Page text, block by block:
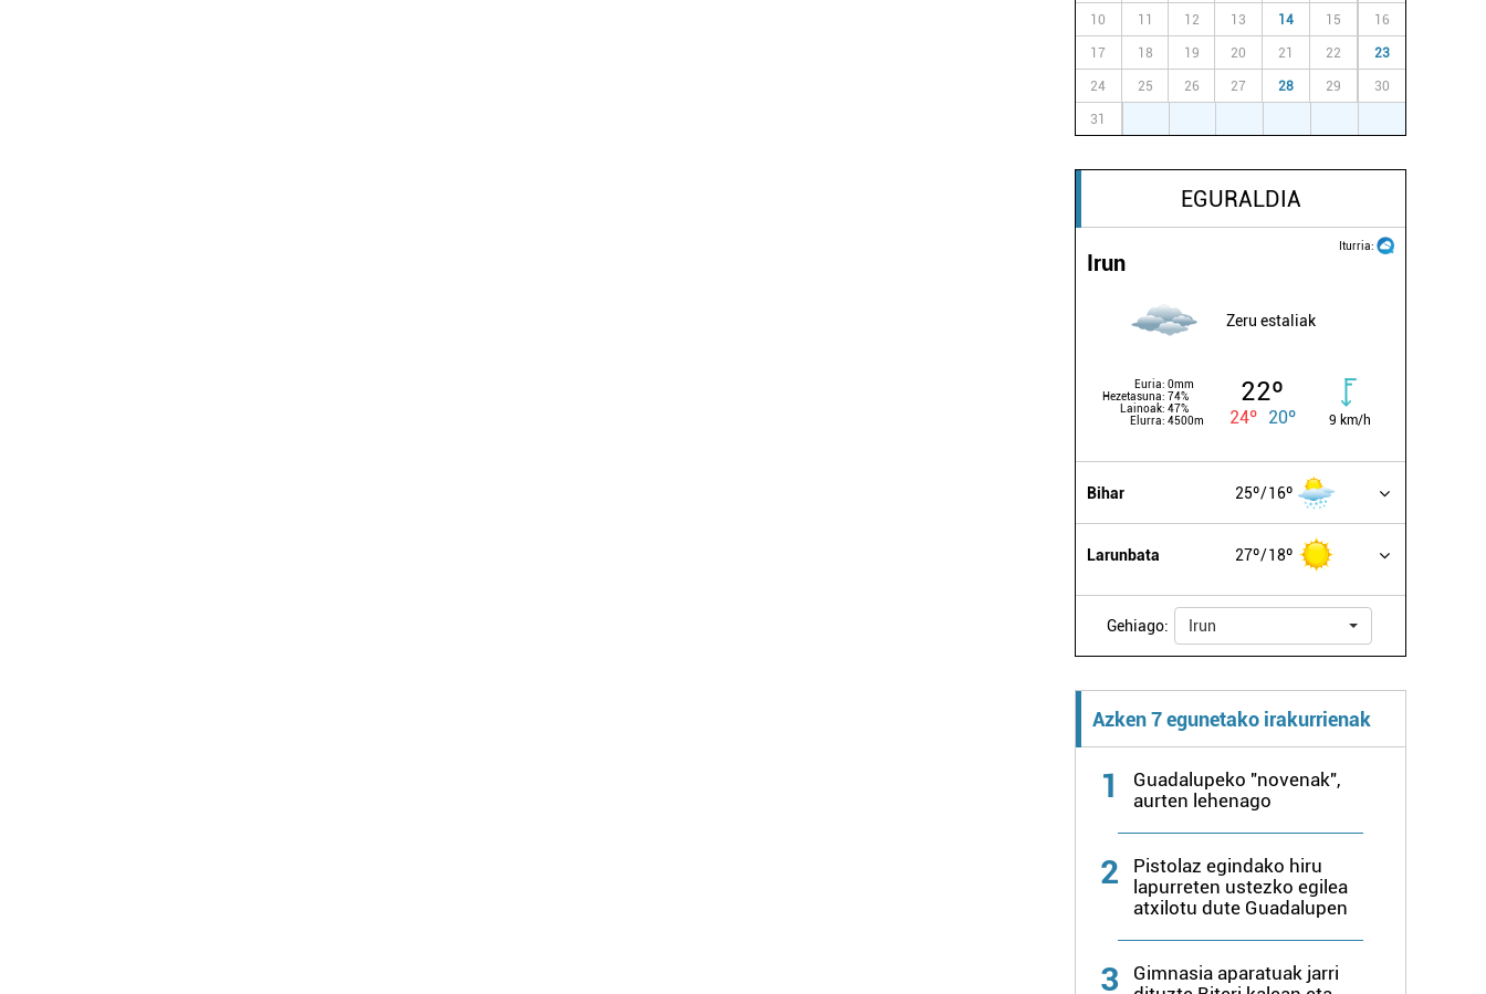
10 11 12 13 14 15 16
17 18 19 20 21 22 23
24 25 26 27 28 29 30
31
EGURALDIA
Iturria:
Irun
Zeru estaliak
Euria: 0mm
Hezetasuna: 74%
Lainoak: 47%
Elurra: 4500m
22º
24º 20º 9 km/h
Bihar 25º 16º
Larunbata 27º 18º
Gehiago: Irun
Azken 7 egunetako irakurrienak
1
Guadalupeko "novenak",
aurten lehenago
2
Pistolaz egindako hiru
lapurreten ustezko egilea
atxilotu dute Guadalupen
3
Gimnasia aparatuak jarri